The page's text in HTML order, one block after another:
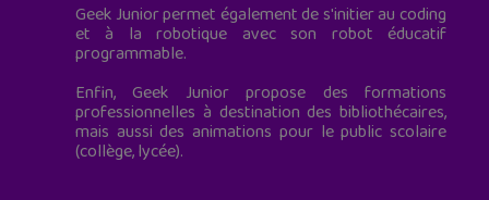
Geek Junior permet également de s'initier au coding
et à la robotique avec son robot éducatif
programmable.
Enfin, Geek Junior propose des formations
professionnelles à destination des bibliothécaires,
mais aussi des animations pour le public scolaire
(collège, lycée).